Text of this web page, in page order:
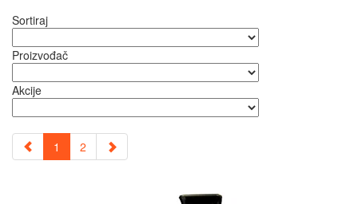
Sortiraj
Proizvođač
Akcije
1 2